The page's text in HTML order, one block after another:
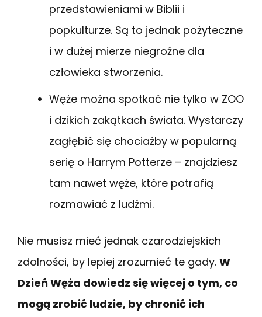
przedstawieniami w Biblii i
popkulturze. Są to jednak pożyteczne
i w dużej mierze niegroźne dla
człowieka stworzenia.
Węże można spotkać nie tylko w ZOO
i dzikich zakątkach świata. Wystarczy
zagłębić się chociażby w popularną
serię o Harrym Potterze – znajdziesz
tam nawet węże, które potrafią
rozmawiać z ludźmi.
Nie musisz mieć jednak czarodziejskich
zdolności, by lepiej zrozumieć te gady. W
Dzień Węża dowiedz się więcej o tym, co
mogą zrobić ludzie, by chronić ich